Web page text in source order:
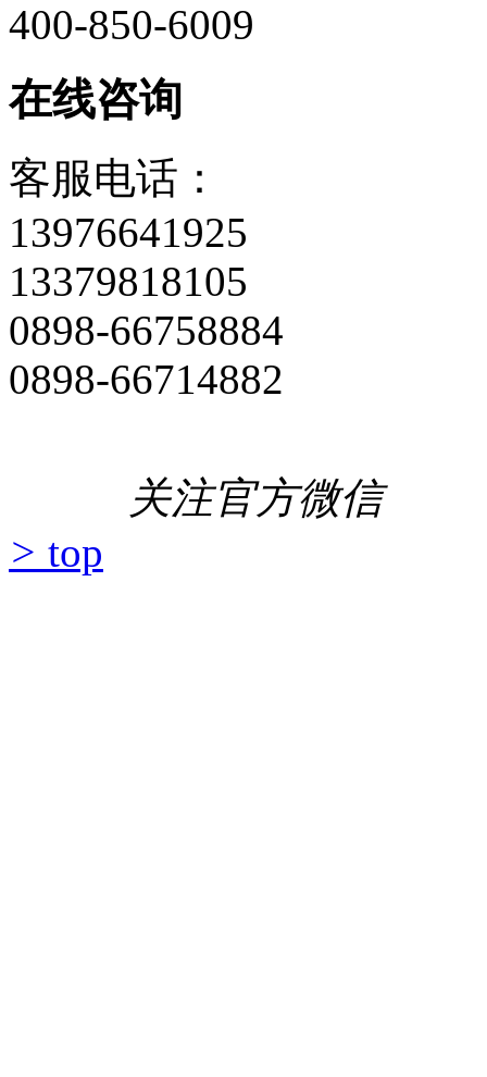
400-850-6009
在线咨询
客服电话：
13976641925
13379818105
0898-66758884
0898-66714882
关注官方微信
> top